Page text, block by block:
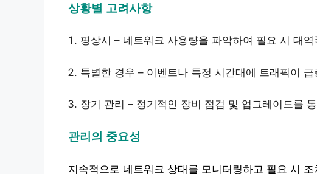
상황별 고려사항
평상시 – 네트워크 사용량을 파악하여 필요 시 대
특별한 경우 – 이벤트나 특정 시간대에 트래픽이
장기 관리 – 정기적인 장비 점검 및 업그레이드를
관리의 중요성
지속적으로 네트워크 상태를 모니터링하고 필요 시